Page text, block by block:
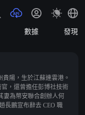
數據 發現
貴陽，生於江蘇連雲港。
官，還曾擔任彭博社技術
為幣安聯合創辦人何
長鵬宣布辭去 CEO 職